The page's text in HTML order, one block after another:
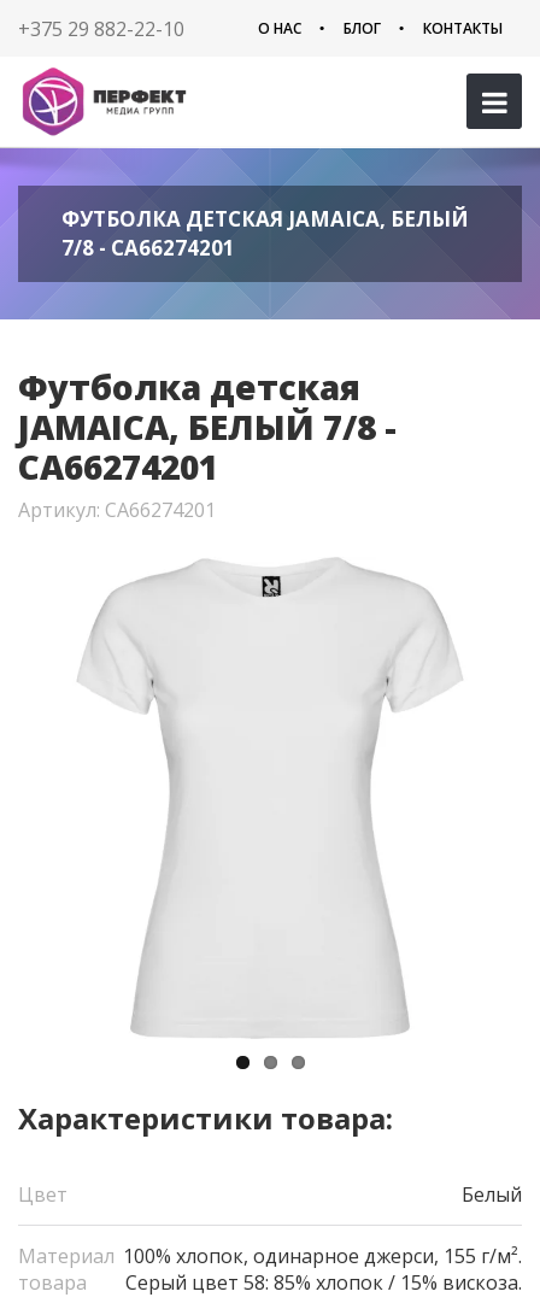
+375 29 882-22-10 О НАС БЛОГ КОНТАКТЫ
ФУТБОЛКА ДЕТСКАЯ JAMAICA, БЕЛЫЙ
7/8 - CA66274201
Футболка детская
JAMAICA, БЕЛЫЙ 7/8 -
CA66274201
Артикул: CA66274201
Характеристики товара:
Цвет Белый
Материал
товара
100% хлопок, одинарное джерси, 155 г/м².
Серый цвет 58: 85% хлопок / 15% вискоза.